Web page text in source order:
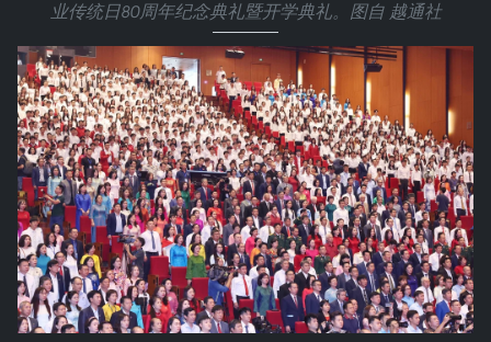
业传统日80周年纪念典礼暨开学典礼。图自 越通社